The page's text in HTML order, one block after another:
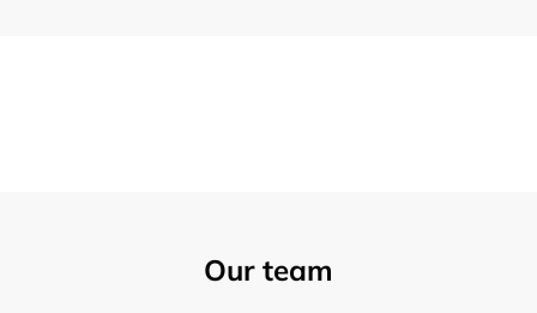
Our team